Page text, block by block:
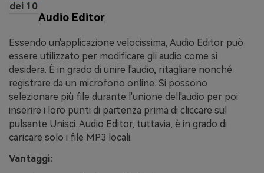
dei 10
Audio Editor
Essendo un'applicazione velocissima, Audio Editor può
essere utilizzato per modificare gli audio come si
desidera. È in grado di unire l'audio, ritagliare nonché
registrare da un microfono online. Si possono
selezionare più file durante l'unione dell'audio per poi
inserire i loro punti di partenza prima di cliccare sul
pulsante Unisci. Audio Editor, tuttavia, è in grado di
caricare solo i file MP3 locali.
Vantaggi: